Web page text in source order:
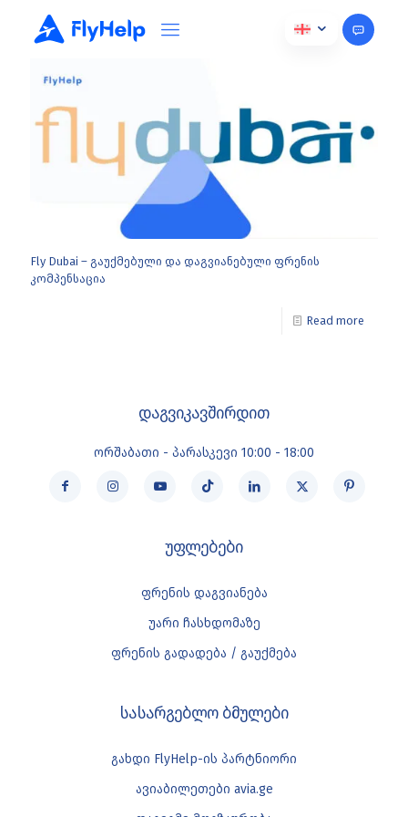
თებერვალი 26, 2025
Fly Dubai – გაუქმებული და დაგვიანებული ფრენის
კომპენსაცია
Read more
დაგვიკავშირდით
ორშაბათი - პარასკევი 10:00 - 18:00
უფლებები
ფრენის დაგვიანება
უარი ჩასხდომაზე
ფრენის გადადება / გაუქმება
სასარგებლო ბმულები
გახდი FlyHelp-ის პარტნიორი
ავიაბილეთები avia.ge